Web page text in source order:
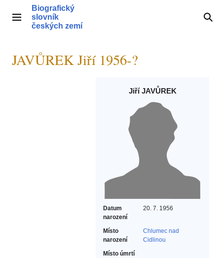
obsahHlavní menu
Biografický
slovník
českých zemí
JAVŮREK Jiří 1956-?
Jiří JAVŮREK
Datum
narození
20. 7. 1956
Místo
narození
Chlumec nad
Cidlinou
Místo úmrtí